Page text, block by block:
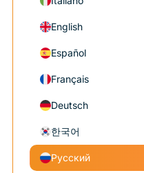
English
Español
Français
Deutsch
한국어
Русский